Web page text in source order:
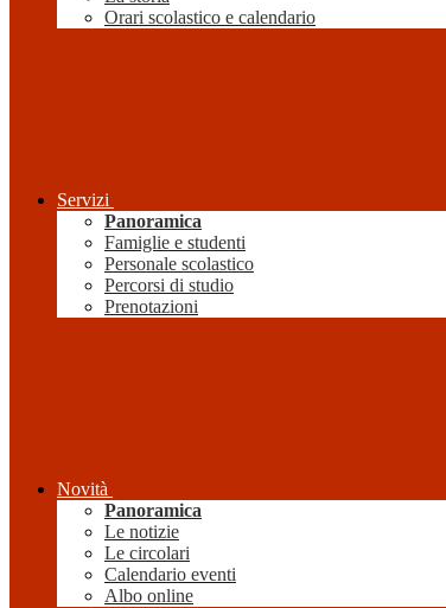
Orari scolastico e calendario
Servizi
Panoramica
Famiglie e studenti
Personale scolastico
Percorsi di studio
Prenotazioni
Novità
Panoramica
Le notizie
Le circolari
Calendario eventi
Albo online